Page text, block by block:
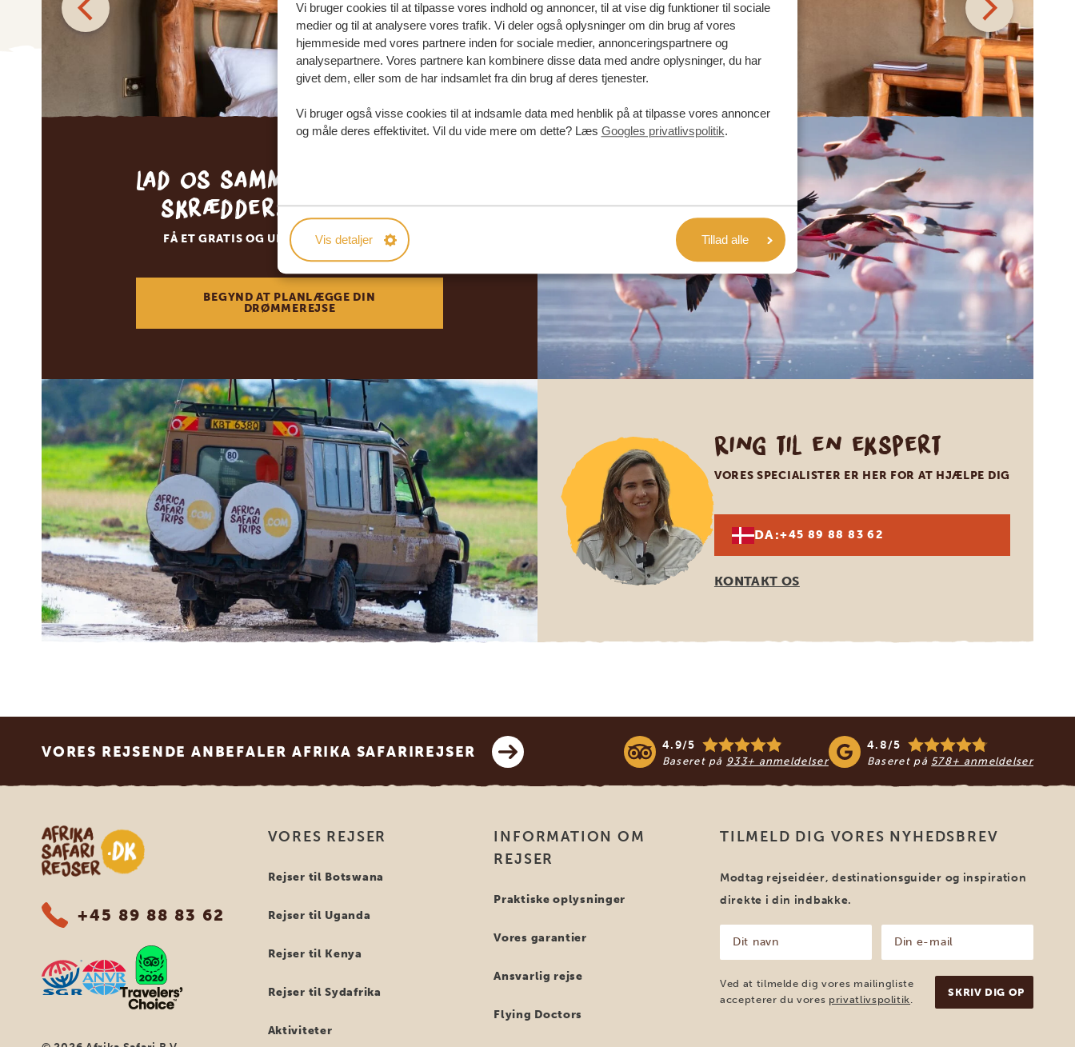
Vi bruger cookies til at tilpasse vores indhold og annoncer, til at vise dig funktioner til sociale
medier og til at analysere vores trafik. Vi deler også oplysninger om din brug af vores
hjemmeside med vores partnere inden for sociale medier, annonceringspartnere og
analysepartnere. Vores partnere kan kombinere disse data med andre oplysninger, du har
givet dem, eller som de har indsamlet fra din brug af deres tjenester.
Vi bruger også visse cookies til at indsamle data med henblik på at tilpasse vores annoncer
og måle deres effektivitet. Vil du vide mere om dette? Læs Googles privatlivspolitik.
Vis detaljer Tillad alle
Lad os sammen skabe din
skræddersyede rejse
FÅ ET GRATIS OG UFORPLIGTENDE TILBUD
BEGYND AT PLANLÆGGE DIN
DRØMMEREJSE
Ring til en ekspert
VORES SPECIALISTER ER HER FOR AT HJÆLPE DIG
DA:+45 89 88 83 62
KONTAKT OS
VORES REJSENDE ANBEFALER AFRIKA SAFARIREJSER 4.9/5
Baseret på 933+ anmeldelser
4.8/5
Baseret på 578+ anmeldelser
Safari-rejser i Afrika
+45 89 88 83 62
VORES REJSER
Rejser til Botswana
Rejser til Uganda
Rejser til Kenya
Rejser til Sydafrika
Aktiviteter
INFORMATION OM
REJSER
Praktiske oplysninger
Vores garantier
Ansvarlig rejse
Flying Doctors
TILMELD DIG VORES NYHEDSBREV
Modtag rejseidéer, destinationsguider og inspiration
direkte i din indbakke.
navn
(Påkrævet)
mail
(Påkrævet)
Ved at tilmelde dig vores mailingliste
accepterer du vores privatlivspolitik.